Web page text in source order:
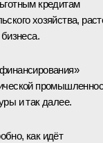
кредитам
хозяйства,
и так далее.
как идёт